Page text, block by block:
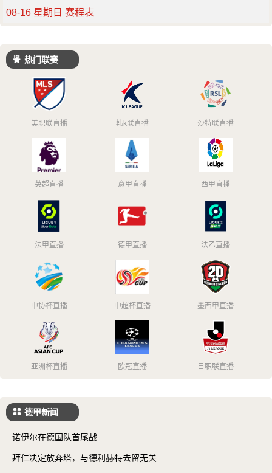
08-16 星期日 赛程表
热门联赛
美职联直播 韩k联直播 沙特联直播
英超直播 意甲直播 西甲直播
法甲直播 德甲直播 法乙直播
中协杯直播 中超杯直播 墨西甲直播
亚洲杯直播 欧冠直播 日职联直播
德甲新闻
诺伊尔在德国队首尾战
拜仁决定放弃塔，与德利赫特去留无关